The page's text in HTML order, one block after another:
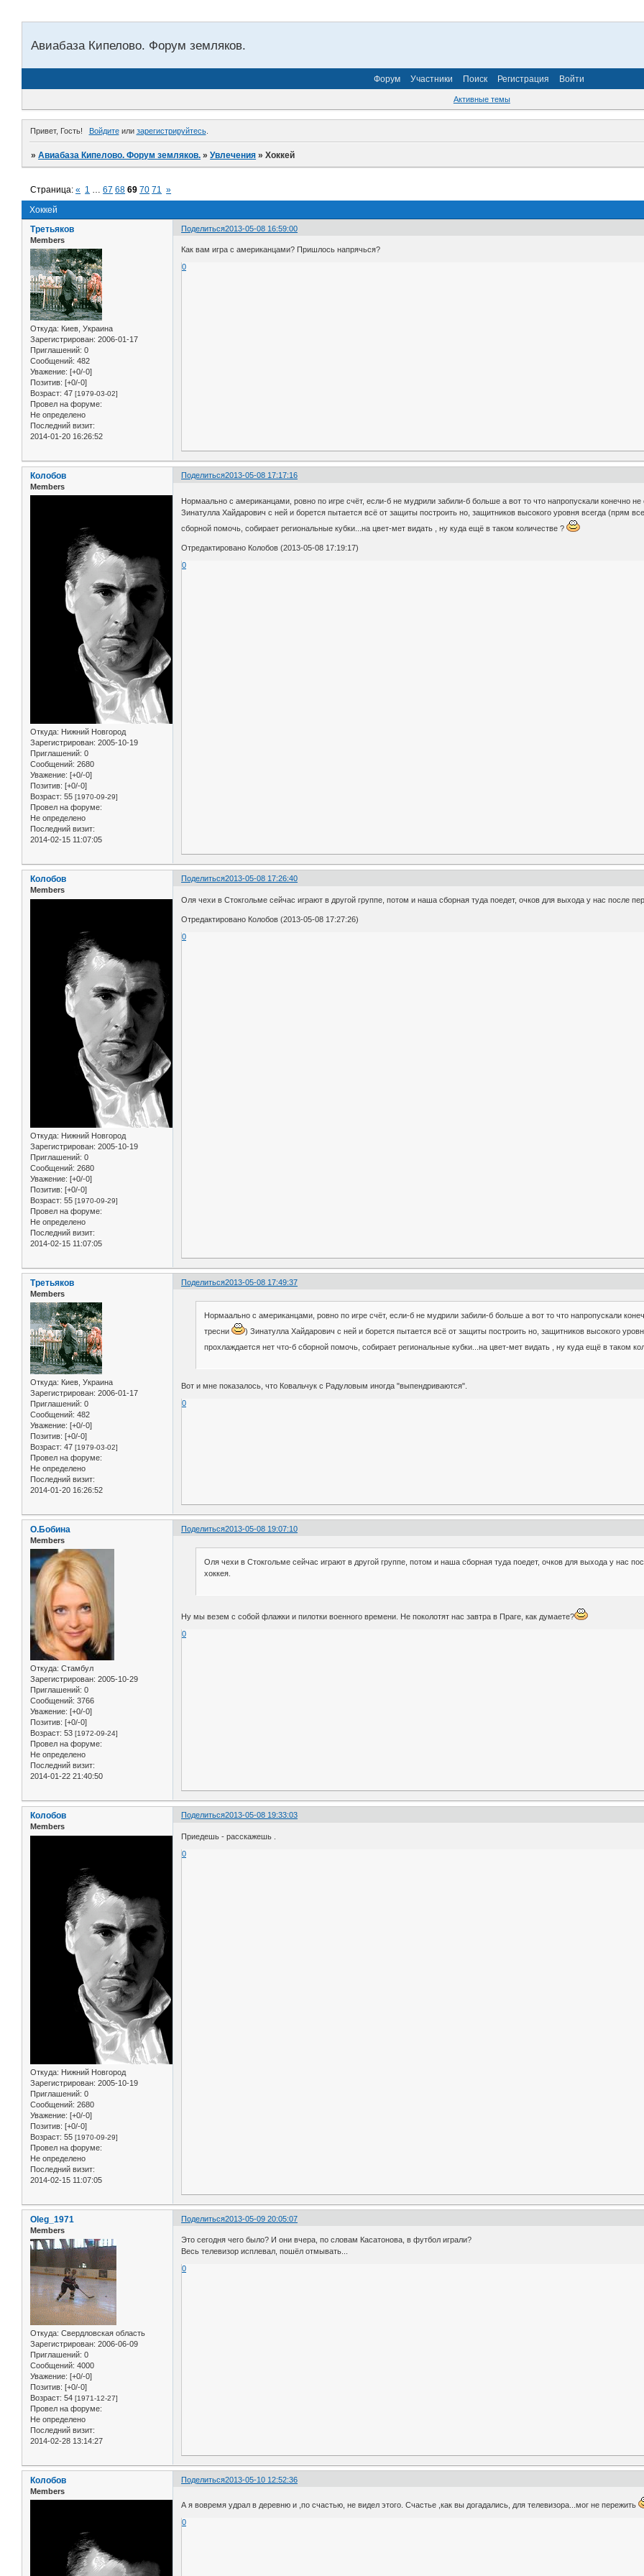
Авиабаза Кипелово. Форум земляков.
Форум Участники Поиск Регистрация Войти
Активные темы
Привет, Гость! Войдитеили зарегистрируйтесь.
»Авиабаза Кипелово. Форум земляков. »Увлечения »Хоккей
Хоккей
Страница:« 1 … 67 68 69 70 71 »
Поделиться2013-05-08 16:59:00
Третьяков
Members
Откуда: Киев, Украина
Зарегистрирован: 2006-01-17
Приглашений: 0
Сообщений: 482
Уважение: [+0/-0]
Позитив: [+0/-0]
Возраст: 47 [1979-03-02]
Провел на форуме:
Не определено
Последний визит:
2014-01-20 16:26:52
Как вам игра с американцами? Пришлось напрячься?
0
Поделиться2013-05-08 17:17:16
Колобов
Members
Откуда: Нижний Новгород
Зарегистрирован: 2005-10-19
Приглашений: 0
Сообщений: 2680
Уважение: [+0/-0]
Позитив: [+0/-0]
Возраст: 55 [1970-09-29]
Провел на форуме:
Не определено
Последний визит:
2014-02-15 11:07:05
Нормаально с американцами, ровно по игре счёт, если-б не мудрили забили-б больше а вот то что напропускали конечно
Зинатулла Хайдарович с ней и борется пытается всё от защиты построить но, защитников высокого уровня всегда (прям
сборной помочь, собирает региональные кубки...на цвет-мет видать , ну куда ещё в таком количестве ?
Отредактировано Колобов (2013-05-08 17:19:17)
0
Поделиться2013-05-08 17:26:40
Колобов
Members
Откуда: Нижний Новгород
Зарегистрирован: 2005-10-19
Приглашений: 0
Сообщений: 2680
Уважение: [+0/-0]
Позитив: [+0/-0]
Возраст: 55 [1970-09-29]
Провел на форуме:
Не определено
Последний визит:
2014-02-15 11:07:05
Оля чехи в Стокгольме сейчас играют в другой группе, потом и наша сборная туда поедет, очков для выхода у нас после
Отредактировано Колобов (2013-05-08 17:27:26)
0
Поделиться2013-05-08 17:49:37
Третьяков
Members
Откуда: Киев, Украина
Зарегистрирован: 2006-01-17
Приглашений: 0
Сообщений: 482
Уважение: [+0/-0]
Позитив: [+0/-0]
Возраст: 47 [1979-03-02]
Провел на форуме:
Не определено
Последний визит:
2014-01-20 16:26:52
Нормаально с американцами, ровно по игре счёт, если-б не мудрили забили-б больше а вот то что напропускали
тресни
) Зинатулла Хайдарович с ней и борется пытается всё от защиты построить но, защитников высокого
прохлаждается нет что-б сборной помочь, собирает региональные кубки...на цвет-мет видать , ну куда ещё в таком
Вот и мне показалось, что Ковальчук с Радуловым иногда "выпендриваются".
0
Поделиться2013-05-08 19:07:10
О.Бобина
Members
Откуда: Стамбул
Зарегистрирован: 2005-10-29
Приглашений: 0
Сообщений: 3766
Уважение: [+0/-0]
Позитив: [+0/-0]
Возраст: 53 [1972-09-24]
Провел на форуме:
Не определено
Последний визит:
2014-01-22 21:40:50
Оля чехи в Стокгольме сейчас играют в другой группе, потом и наша сборная туда поедет, очков для выхода у нас
хоккея.
Ну мы везем с собой флажки и пилотки военного времени. Не поколотят нас завтра в Праге, как думаете?
0
Поделиться2013-05-08 19:33:03
Колобов
Members
Откуда: Нижний Новгород
Зарегистрирован: 2005-10-19
Приглашений: 0
Сообщений: 2680
Уважение: [+0/-0]
Позитив: [+0/-0]
Возраст: 55 [1970-09-29]
Провел на форуме:
Не определено
Последний визит:
2014-02-15 11:07:05
Приедешь - расскажешь .
0
Поделиться2013-05-09 20:05:07
Oleg_1971
Members
Откуда: Свердловская область
Зарегистрирован: 2006-06-09
Приглашений: 0
Сообщений: 4000
Уважение: [+0/-0]
Позитив: [+0/-0]
Возраст: 54 [1971-12-27]
Провел на форуме:
Не определено
Последний визит:
2014-02-28 13:14:27
Это сегодня чего было? И они вчера, по словам Касатонова, в футбол играли?
Весь телевизор исплевал, пошёл отмывать...
0
Поделиться2013-05-10 12:52:36
Колобов
Members
А я вовремя удрал в деревню и ,по счастью, не видел этого. Счастье ,как вы догадались, для телевизора...мог не пережить
0